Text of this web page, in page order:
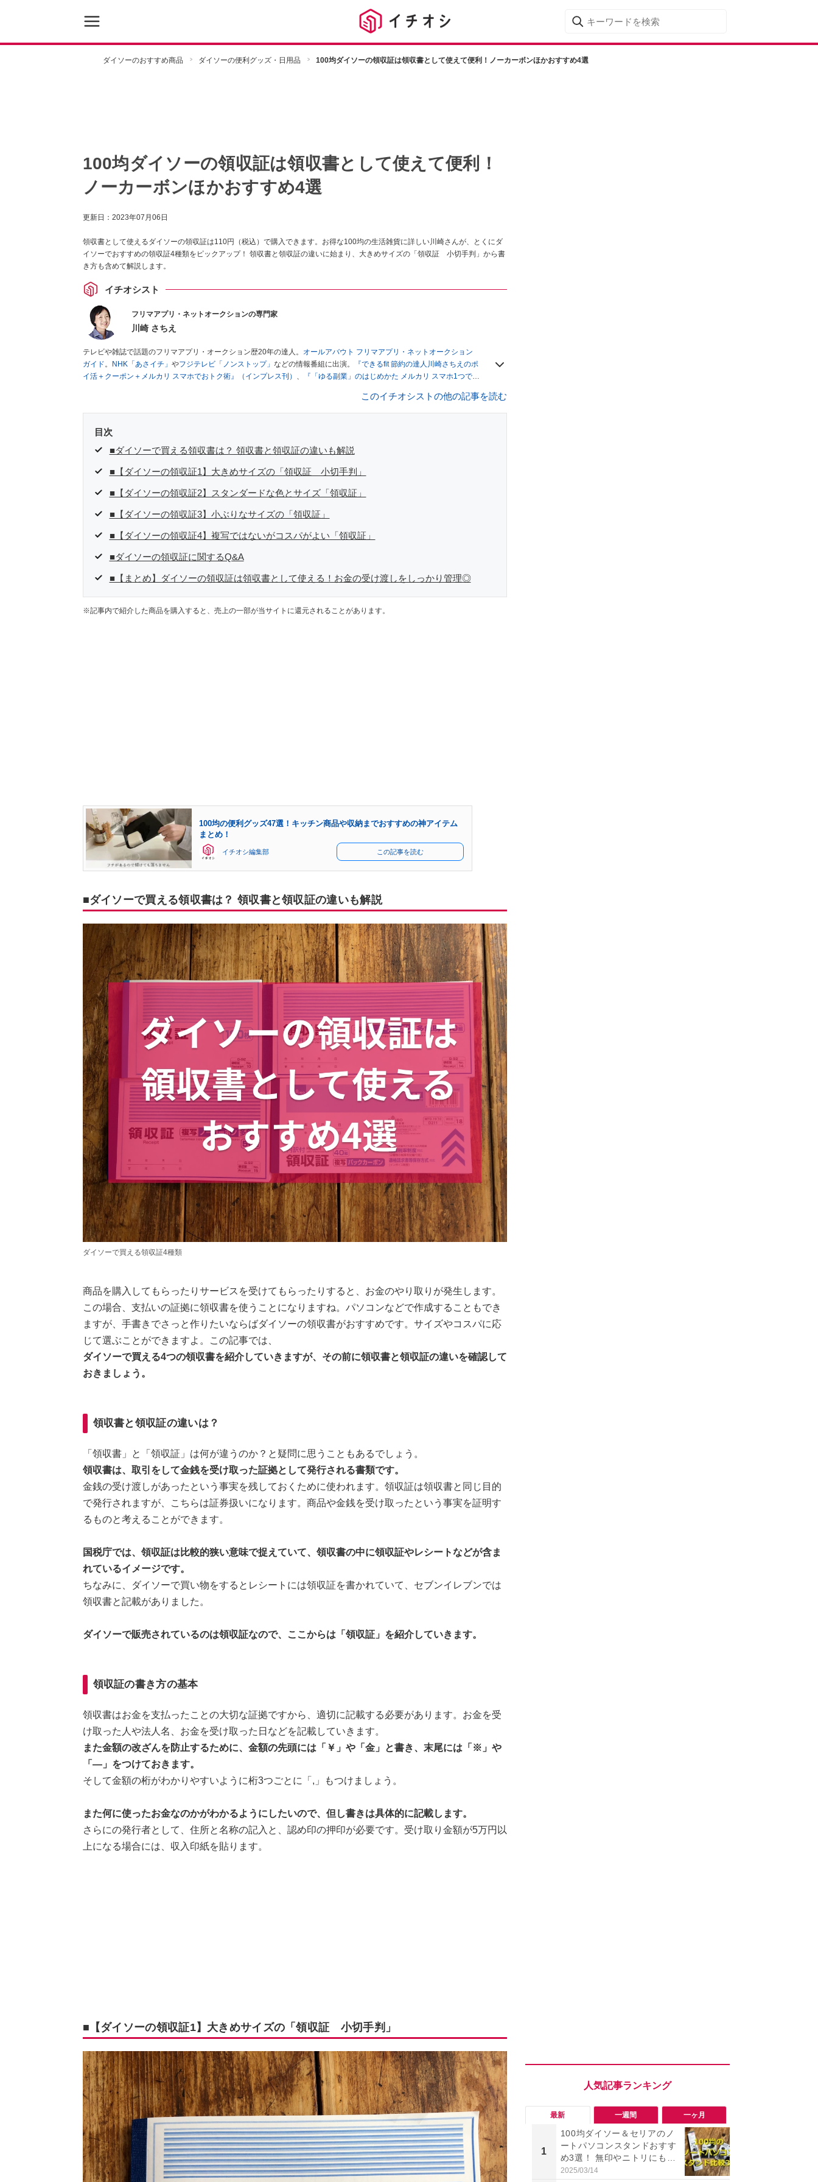
ダイソーのおすすめ商品 ダイソーの便利グッズ・日用品 100均ダイソーの領収証は領収書として使えて便利！ノーカーボンほかおすすめ4選
100均ダイソーの領収証は領収書として使えて便利！
ノーカーボンほかおすすめ4選
更新日： 2023年07月06日
領収書として使えるダイソーの領収証は110円（税込）で購入できます。お得な100均の生活雑貨に詳しい川崎さんが、とくにダ
イソーでおすすめの領収証4種類をピックアップ！ 領収書と領収証の違いに始まり、大きめサイズの「領収証 小切手判」から書
き方も含めて解説します。
イチオシスト
フリマアプリ・ネットオークションの専門家
川崎 さちえ
テレビや雑誌で話題のフリマアプリ・オークション歴20年の達人。
オールアバウト フリマアプリ・ネットオークション
ガイド。 NHK「あさイチ」 やフジテレビ「ノンストップ」 などの情報番組に出演。
『できるfit 節約の達人川崎さちえのポ
イ活＋クーポン＋メルカリ スマホでおトク術』（インプレス刊） 、
『「ゆる副業」のはじめかた メルカリ スマホ1つでス
■経歴：2003年、夫が子育てをするために、突然会社を辞める。翌月からの給料が０円になり、家にいながら、しかも空
いた時間でできるオークションに目をつける。しかし、取引の仕方がわからずに、まずは落札者として参加。その後、出
を生活の一部に取り入れるべく、「ネットオークションやフリマアプリは生活のインフラになる」という考えを持つ。ま
た消費税増税の社会においては、ネットオークションやフリマアプリが家計の救世主になりえると考え、業者とは違う視
このイチオシストの他の記事を読む
目次
■ダイソーで買える領収書は？ 領収書と領収証の違いも解説
■【ダイソーの領収証1】大きめサイズの「領収証 小切手判」
■【ダイソーの領収証2】スタンダードな色とサイズ「領収証」
■【ダイソーの領収証3】小ぶりなサイズの「領収証」
■【ダイソーの領収証4】複写ではないがコスパがよい「領収証」
■ダイソーの領収証に関するQ&A
■【まとめ】ダイソーの領収証は領収書として使える！お金の受け渡しをしっかり管理◎
※記事内で紹介した商品を購入すると、売上の一部が当サイトに還元されることがあります。
100均の便利グッズ47選！キッチン商品や収納までおすすめの神アイテム
まとめ！
イチオシ編集部 この記事を読む
■ダイソーで買える領収書は？ 領収書と領収証の違いも解説
ダイソーで買える領収証4種類
商品を購入してもらったりサービスを受けてもらったりすると、お金のやり取りが発生します。
この場合、支払いの証拠に領収書を使うことになりますね。パソコンなどで作成することもでき
ますが、手書きでさっと作りたいならばダイソーの領収書がおすすめです。サイズやコスパに応
じて選ぶことができますよ。この記事では、
ダイソーで買える4つの領収書を紹介していきますが、その前に領収書と領収証の違いを確認して
おきましょう。
領収書と領収証の違いは？
「領収書」と「領収証」は何が違うのか？と疑問に思うこともあるでしょう。
領収書は、取引をして金銭を受け取った証拠として発行される書類です。
金銭の受け渡しがあったという事実を残しておくために使われます。領収証は領収書と同じ目的
で発行されますが、こちらは証券扱いになります。商品や金銭を受け取ったという事実を証明す
るものと考えることができます。
国税庁では、領収証は比較的狭い意味で捉えていて、領収書の中に領収証やレシートなどが含ま
れているイメージです。
ちなみに、ダイソーで買い物をするとレシートには領収証を書かれていて、セブンイレブンでは
領収書と記載がありました。
ダイソーで販売されているのは領収証なので、ここからは「領収証」を紹介していきます。
領収証の書き方の基本
領収書はお金を支払ったことの大切な証拠ですから、適切に記載する必要があります。お金を受
け取った人や法人名、お金を受け取った日などを記載していきます。
また金額の改ざんを防止するために、金額の先頭には「￥」や「金」と書き、末尾には「※」や
「―」をつけておきます。
そして金額の桁がわかりやすいように桁3つごとに「,」もつけましょう。
また何に使ったお金なのかがわかるようにしたいので、但し書きは具体的に記載します。
さらにの発行者として、住所と名称の記入と、認め印の押印が必要です。受け取り金額が5万円以
上になる場合には、収入印紙を貼ります。
■【ダイソーの領収証1】大きめサイズの「領収証 小切手判」
最新 一週間 一ヶ月
1
100均ダイソー＆セリアのノ
ートパソコンスタンドおすす
め3選！ 無印やニトリにも売
っている？ 代用アイデアも紹
2025/03/14